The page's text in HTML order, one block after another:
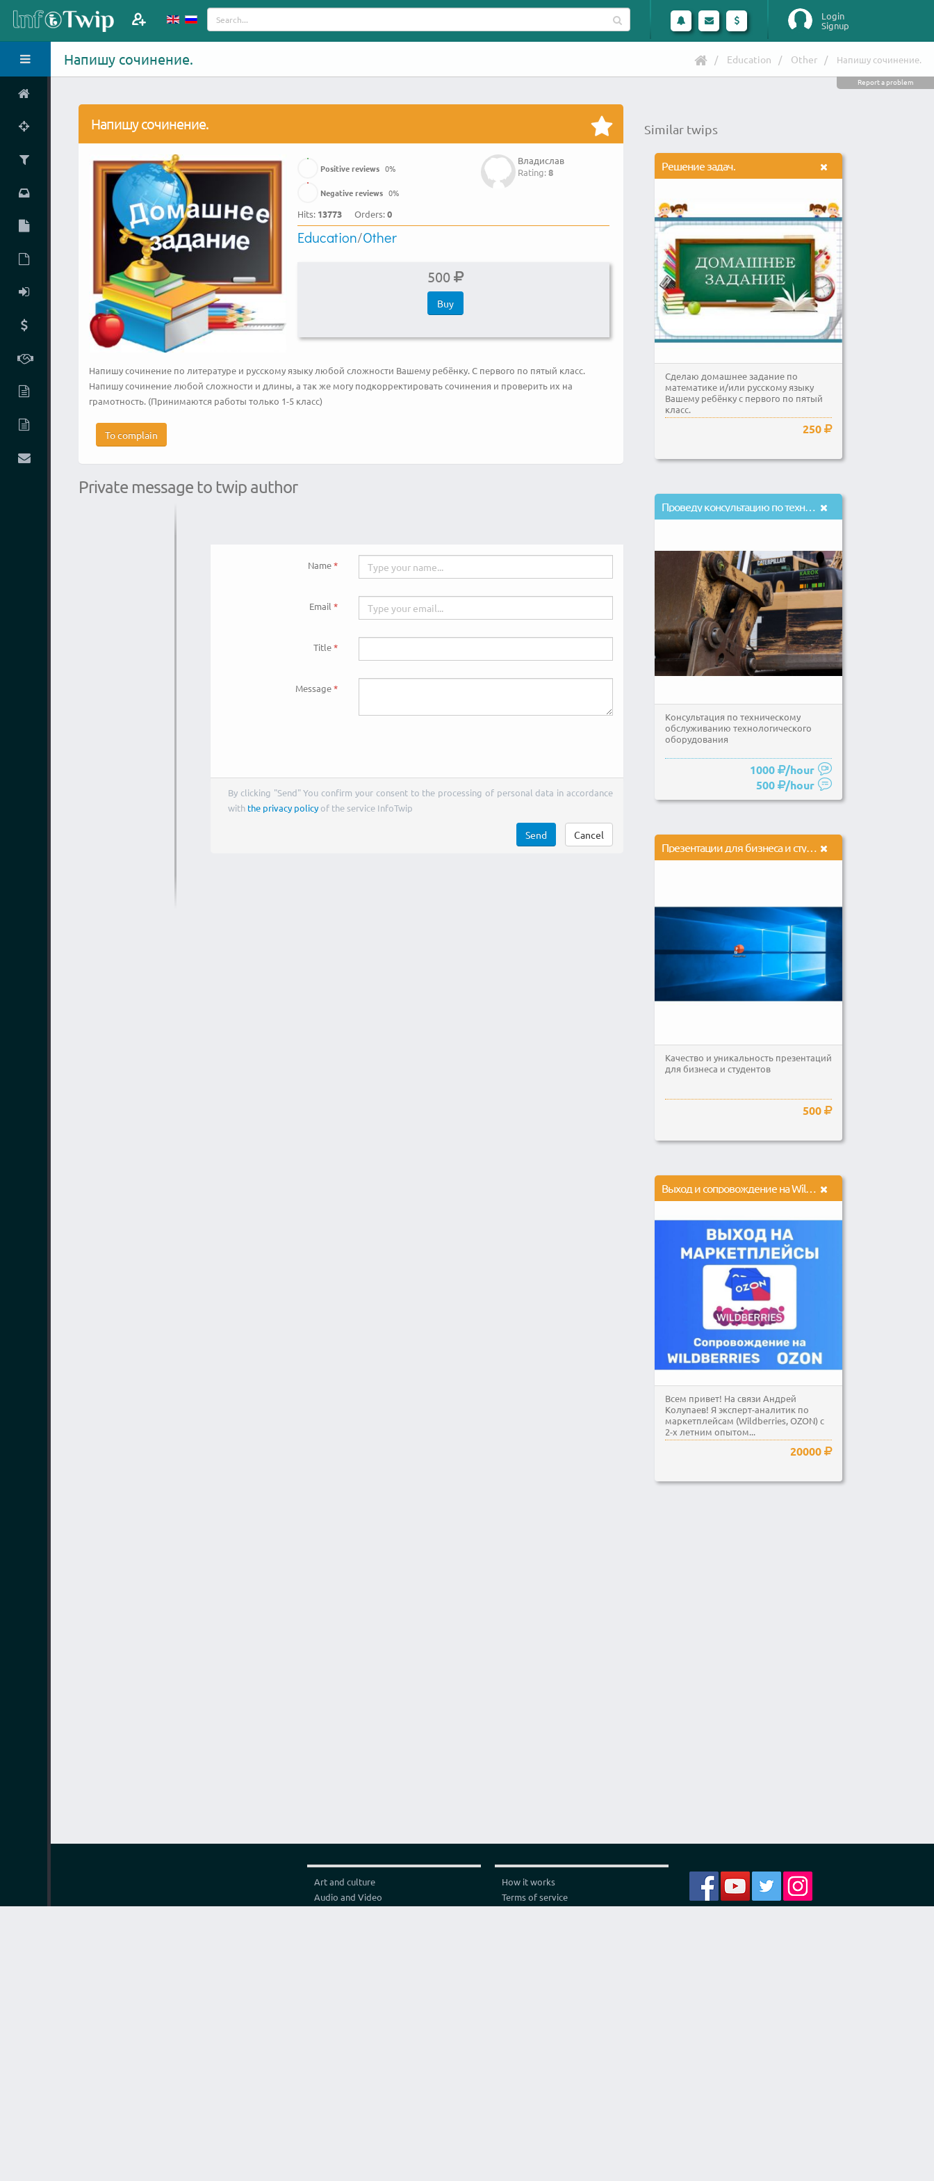
Login
Signup
Напишу сочинение. Education Other Напишу сочинение.
Report a problem
Напишу сочинение.
Владислав
Rating:8
Positive reviews 0%
Negative reviews 0%
Hits: 13773 Orders:0
Education/Other
500
Buy
Напишу сочинение по литературе и русскому языку любой сложности Вашему ребёнку. С первого по пятый класс.
Напишу сочинение любой сложности и длины, а так же могу подкорректировать сочинения и проверить их на
грамотность. (Принимаются работы только 1-5 класс)
To complain
Private message to twip author
Name
Email
Title
Message
By clicking "Send" You confirm your consent to the processing of personal data in accordance
with the privacy policyof the service InfoTwip
Send Cancel
Similar twips
Решение задач.
Сделаю домашнее задание по
математике и/или русскому языку
Вашему ребёнку с первого по пятый
класс.
250
Проведу консультацию по техническому обслуживанию технологического оборудования
Консультация по техническому
обслуживанию технологического
оборудования
1000
/hour
500
/hour
Презентации для бизнеса и студентов
Качество и уникальность презентаций
для бизнеса и студентов
500
Выход и сопровождение на Wildberries Ozon
Всем привет! На связи Андрей
Колупаев! Я эксперт-аналитик по
маркетплейсам (Wildberries, OZON) с
2-х летним опытом...
20000
How it works
Terms of service
Art and culture
Audio and Video